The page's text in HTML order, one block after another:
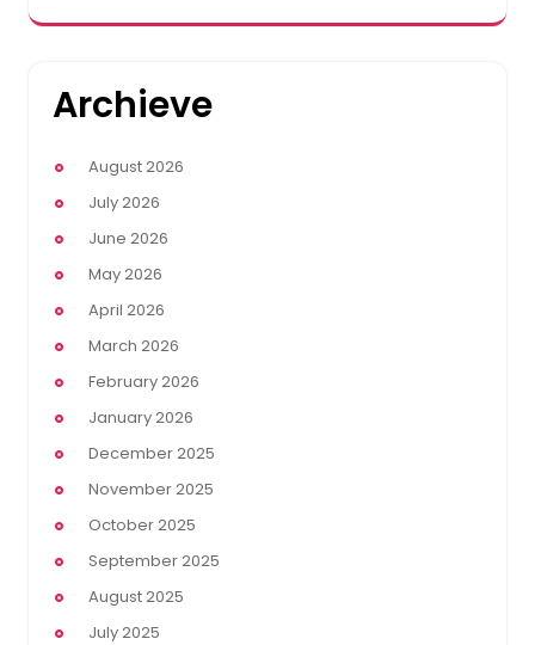
Archieve
August 2026
July 2026
June 2026
May 2026
April 2026
March 2026
February 2026
January 2026
December 2025
November 2025
October 2025
September 2025
August 2025
July 2025